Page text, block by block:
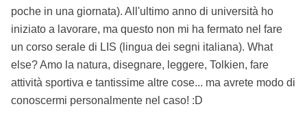
poche in una giornata). All'ultimo anno di università ho
iniziato a lavorare, ma questo non mi ha fermato nel fare
un corso serale di LIS (lingua dei segni italiana). What
else? Amo la natura, disegnare, leggere, Tolkien, fare
attività sportiva e tantissime altre cose... ma avrete modo di
conoscermi personalmente nel caso! :D